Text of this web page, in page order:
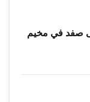
صفد في مخيم